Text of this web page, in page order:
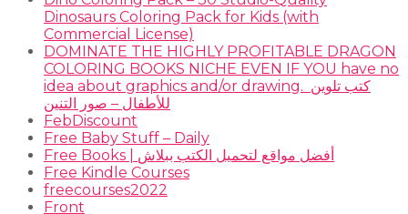
Dinosaurs Coloring Pack for Kids (with
Commercial License)
DOMINATE THE HIGHLY PROFITABLE DRAGON
COLORING BOOKS NICHE EVEN IF YOU have no
idea about graphics and/or drawing. ​ كتب تلوين
للأطفال – صور التنين
FebDiscount
Free Baby Stuff – Daily
Free Books | أفضل مواقع لتحميل الكتب ببلاش
Free Kindle Courses
freecourses2022
Front